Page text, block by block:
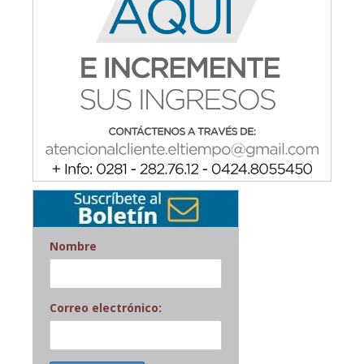
Nombre
Correo electrónico: